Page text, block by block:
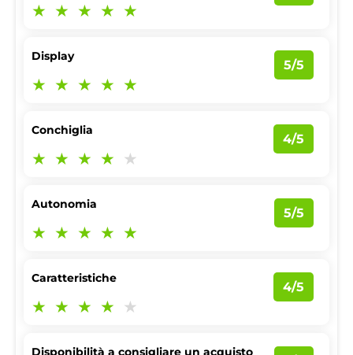
Display
5/5
Conchiglia
4/5
Autonomia
5/5
Caratteristiche
4/5
Disponibilità a consigliare un acquisto